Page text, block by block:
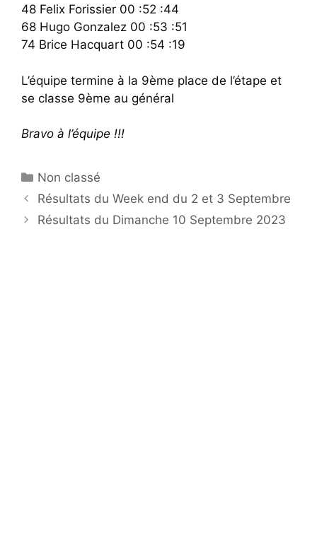
48 Felix Forissier 00 :52 :44
68 Hugo Gonzalez 00 :53 :51
74 Brice Hacquart 00 :54 :19
L’équipe termine à la 9ème place de l’étape et
se classe 9ème au général
Bravo à l’équipe !!!
Catégories
Non classé
Résultats du Week end du 2 et 3 Septembre
Résultats du Dimanche 10 Septembre 2023